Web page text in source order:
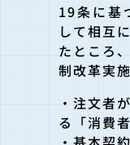
19条に基
して相互
たところ
制改革実
・注文者
る「消費